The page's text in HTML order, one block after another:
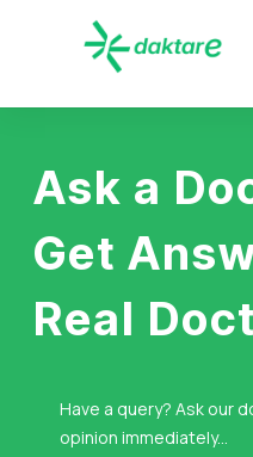
Ask a
Get
Real
Have a query? Ask our
opinion immediately...